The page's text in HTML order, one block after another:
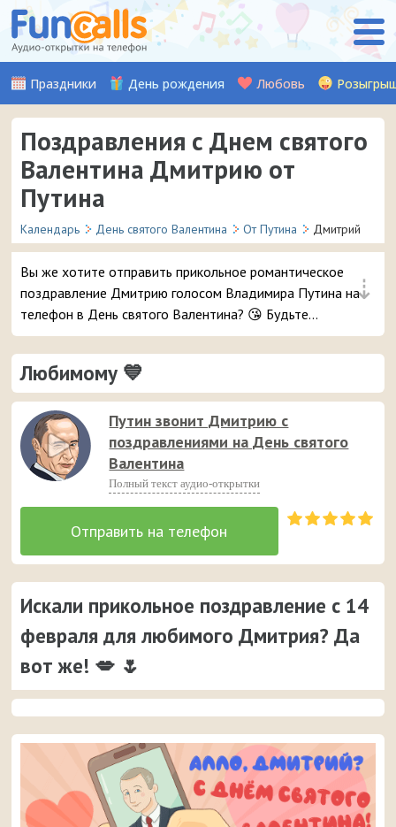
Праздники День рождения Любовь
Поздравления с Днем святого
Валентина Дмитрию от
Путина
Календарь День святого Валентина От Путина Дмитрий
⇣
Вы же хотите отправить прикольное романтическое
поздравление Дмитрию голосом Владимира Путина на
телефон в День святого Валентина? 😘 Будьте
уверены, ему точно понравится – и неожиданный
звонок и такое весёлое аудио признание ❤ 👏
Любимому 💙
Путин звонит Дмитрию с
поздравлениями на День святого
Валентина
Полный текст аудио-открытки
Искали прикольное поздравление с 14
февраля для любимого Дмитрия? Да
вот же! 💋 🌷